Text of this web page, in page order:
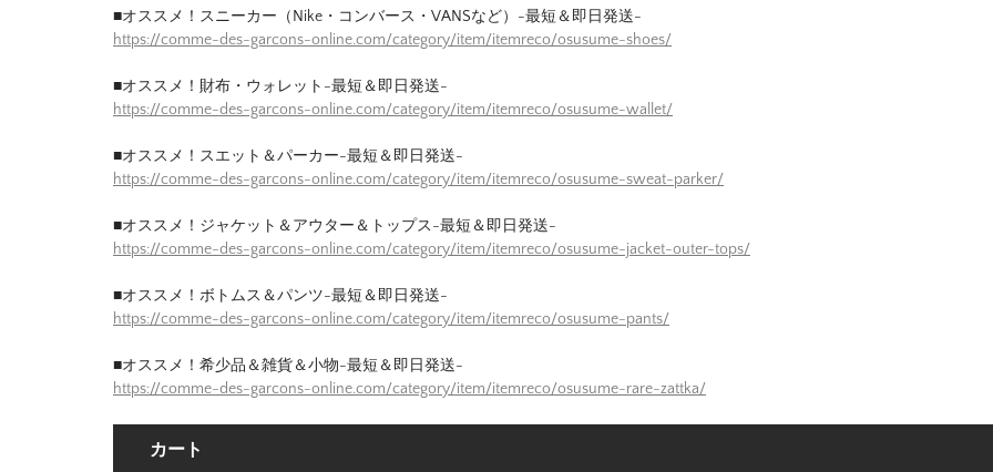
■オススメ！スニーカー（Nike・コンバース・VANSなど）-最短＆即日発送-
https://comme-des-garcons-online.com/category/item/itemreco/osusume-shoes/
■オススメ！財布・ウォレット-最短＆即日発送-
https://comme-des-garcons-online.com/category/item/itemreco/osusume-wallet/
■オススメ！スエット＆パーカー-最短＆即日発送-
https://comme-des-garcons-online.com/category/item/itemreco/osusume-sweat-parker/
■オススメ！ジャケット＆アウター＆トップス-最短＆即日発送-
https://comme-des-garcons-online.com/category/item/itemreco/osusume-jacket-outer-tops/
■オススメ！ボトムス＆パンツ-最短＆即日発送-
https://comme-des-garcons-online.com/category/item/itemreco/osusume-pants/
■オススメ！希少品＆雑貨＆小物-最短＆即日発送-
https://comme-des-garcons-online.com/category/item/itemreco/osusume-rare-zattka/
カート